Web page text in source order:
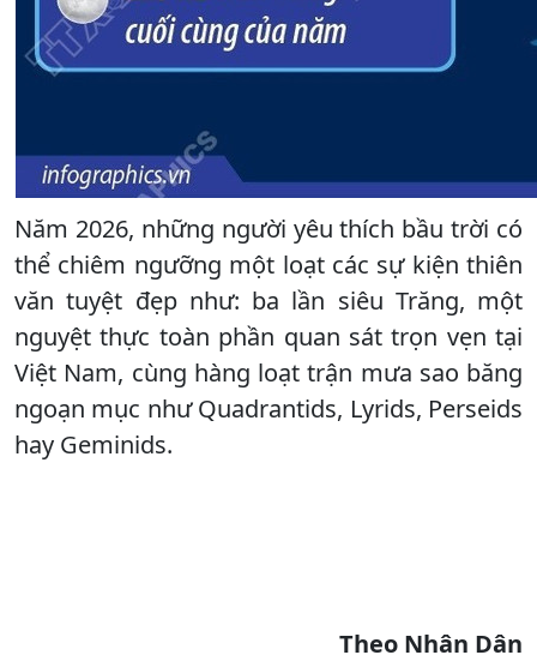
Năm 2026, những người yêu thích bầu trời có
thể chiêm ngưỡng một loạt các sự kiện thiên
văn tuyệt đẹp như: ba lần siêu Trăng, một
nguyệt thực toàn phần quan sát trọn vẹn tại
Việt Nam, cùng hàng loạt trận mưa sao băng
ngoạn mục như Quadrantids, Lyrids, Perseids
hay Geminids.
Theo Nhân Dân